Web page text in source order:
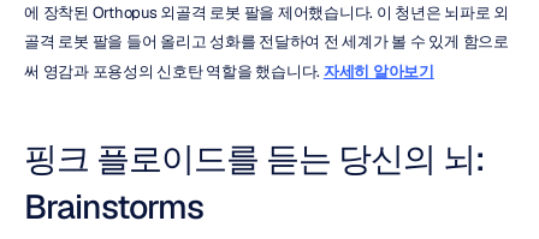
에 장착된 Orthopus 외골격 로봇 팔을 제어했습니다. 이 청년은 뇌파로 외
골격 로봇 팔을 들어 올리고 성화를 전달하여 전 세계가 볼 수 있게 함으로
써 영감과 포용성의 신호탄 역할을 했습니다. 자세히 알아보기
핑크 플로이드를 듣는 당신의 뇌:
Brainstorms